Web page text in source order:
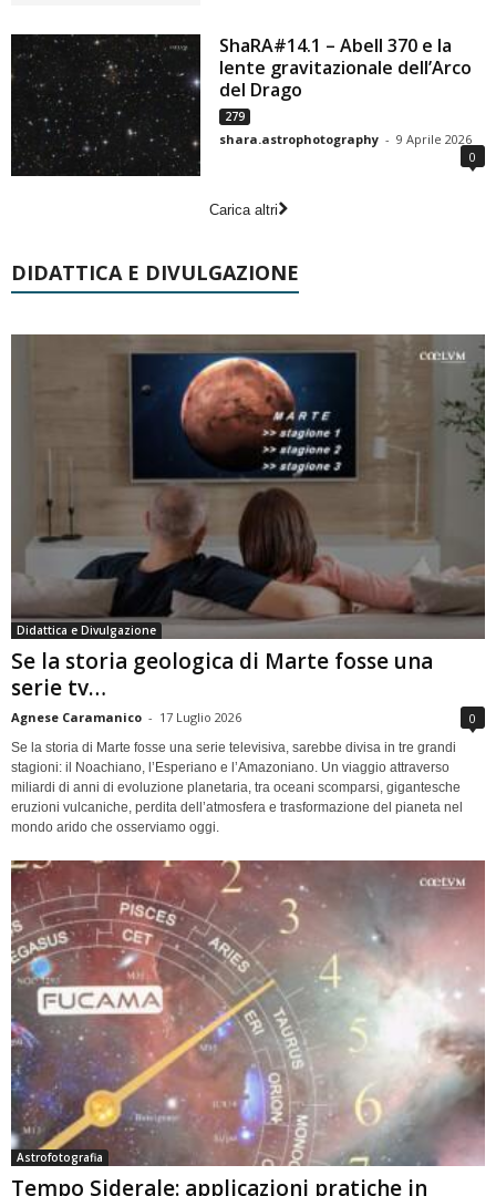
ShaRA#14.1 – Abell 370 e la
lente gravitazionale dell’Arco
del Drago
279
shara.astrophotography - 9 Aprile 2026
0
Carica altri
DIDATTICA E DIVULGAZIONE
Didattica e Divulgazione
Se la storia geologica di Marte fosse una
serie tv…
Agnese Caramanico - 17 Luglio 2026 0
Se la storia di Marte fosse una serie televisiva, sarebbe divisa in tre grandi
stagioni: il Noachiano, l’Esperiano e l’Amazoniano. Un viaggio attraverso
miliardi di anni di evoluzione planetaria, tra oceani scomparsi, gigantesche
eruzioni vulcaniche, perdita dell’atmosfera e trasformazione del pianeta nel
mondo arido che osserviamo oggi.
Astrofotografia
Tempo Siderale: applicazioni pratiche in